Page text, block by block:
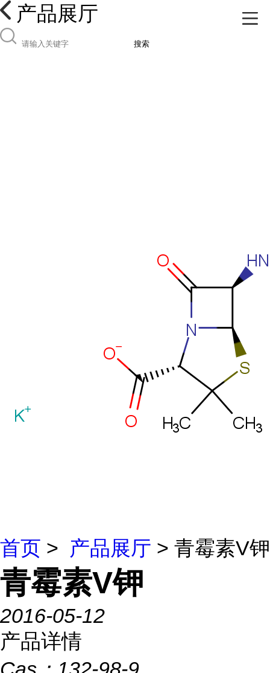
产品展厅
搜索
首页 > 产品展厅 > 青霉素V钾
青霉素V钾
2016-05-12
产品详情